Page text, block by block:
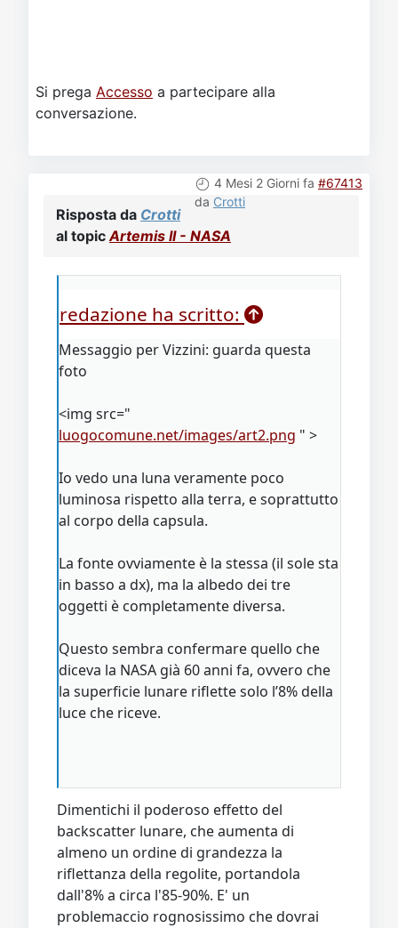
Si prega Accesso a partecipare alla
conversazione.
4 Mesi 2 Giorni fa #67413
da Crotti
Risposta da Crotti
al topicArtemis II - NASA
redazione ha scritto:
Messaggio per Vizzini: guarda questa
foto
<img src="
luogocomune.net/images/art2.png " >
Io vedo una luna veramente poco
luminosa rispetto alla terra, e soprattutto
al corpo della capsula.
La fonte ovviamente è la stessa (il sole sta
in basso a dx), ma la albedo dei tre
oggetti è completamente diversa.
Questo sembra confermare quello che
diceva la NASA già 60 anni fa, ovvero che
la superficie lunare riflette solo l’8% della
luce che riceve.
Dimentichi il poderoso effetto del
backscatter lunare, che aumenta di
almeno un ordine di grandezza la
riflettanza della regolite, portandola
dall'8% a circa l'85-90%. E' un
problemaccio rognosissimo che dovrai